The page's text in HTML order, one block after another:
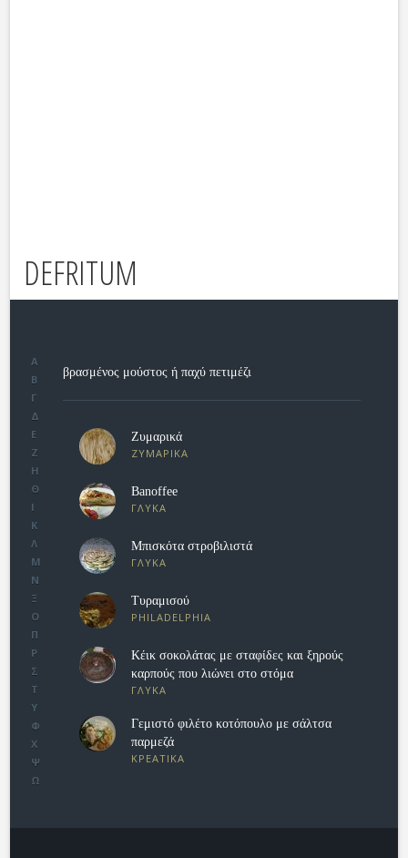
DEFRITUM
Α
Β
Γ
Δ
Ε
Ζ
Η
Θ
Ι
Κ
Λ
Μ
Ν
Ξ
Ο
Π
Ρ
Σ
Τ
Υ
Φ
Χ
Ψ
Ω
βρασμένος μούστος ή παχύ πετιμέζι
Ζυμαρικά
ΖΥΜΑΡΙΚΑ
Banoffee
ΓΛΥΚΑ
Μπισκότα στροβιλιστά
ΓΛΥΚΑ
Τυραμισού
PHILADELPHIA
Κέικ σοκολάτας με σταφίδες και ξηρούς
καρπούς που λιώνει στο στόμα
ΓΛΥΚΑ
Γεμιστό φιλέτο κοτόπουλο με σάλτσα
παρμεζά
ΚΡΕΑΤΙΚΑ